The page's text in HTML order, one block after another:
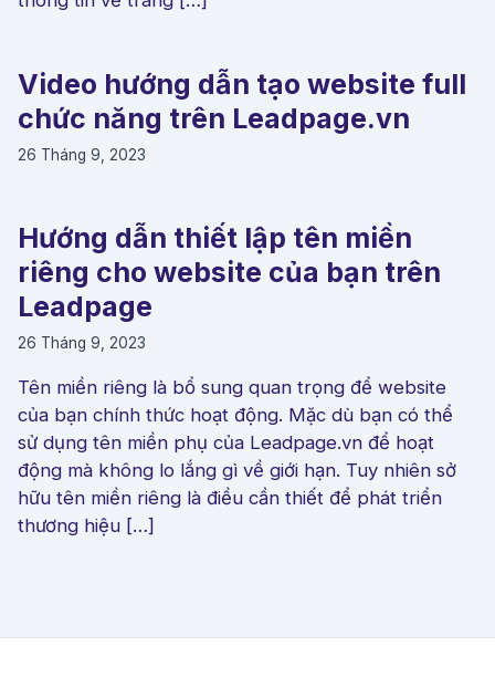
Video hướng dẫn tạo website full
chức năng trên Leadpage.vn
26 Tháng 9, 2023
Hướng dẫn thiết lập tên miền
riêng cho website của bạn trên
Leadpage
26 Tháng 9, 2023
Tên miền riêng là bổ sung quan trọng để website
của bạn chính thức hoạt động. Mặc dù bạn có thể
sử dụng tên miền phụ của Leadpage.vn để hoạt
động mà không lo lắng gì về giới hạn. Tuy nhiên sở
hữu tên miền riêng là điều cần thiết để phát triển
thương hiệu […]